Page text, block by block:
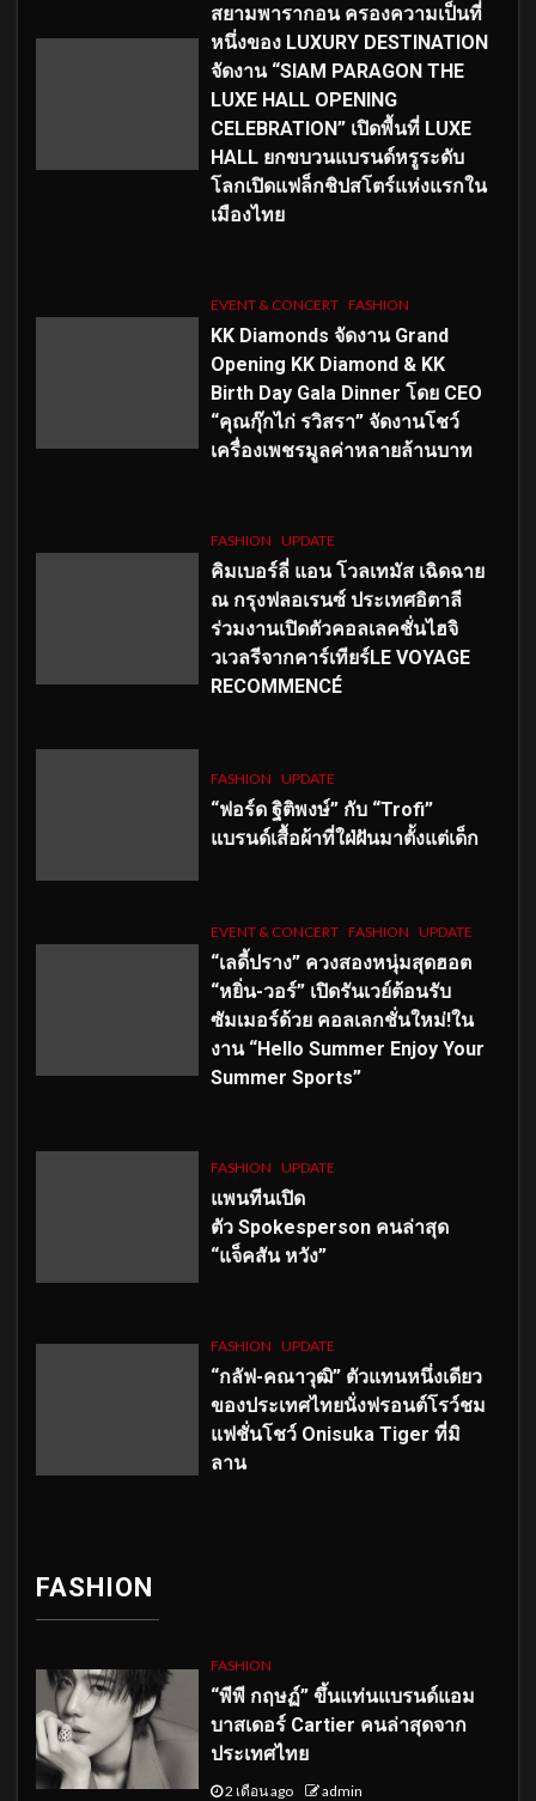
สยามพารากอน ครองความเป็นที่
หนึ่งของ LUXURY DESTINATION
จัดงาน “SIAM PARAGON THE
LUXE HALL OPENING
CELEBRATION” เปิดพื้นที่ LUXE
HALL ยกขบวนแบรนด์หรูระดับ
โลกเปิดแฟล็กชิปสโตร์แห่งแรกใน
เมืองไทย
EVENT & CONCERT FASHION
KK Diamonds จัดงาน Grand
Opening KK Diamond & KK
Birth Day Gala Dinner โดย CEO
“คุณกุ๊กไก่ รวิสรา” จัดงานโชว์
เครื่องเพชรมูลค่าหลายล้านบาท
FASHION UPDATE
คิมเบอร์ลี่ แอน โวลเทมัส เฉิดฉาย
ณ กรุงฟลอเรนซ์ ประเทศอิตาลี
ร่วมงานเปิดตัวคอลเลคชั่นไฮจิ
วเวลรีจากคาร์เทียร์LE VOYAGE
RECOMMENCÉ
FASHION UPDATE
“ฟอร์ด ฐิติพงษ์” กับ “Trofi”
แบรนด์เสื้อผ้าที่ใฝ่ฝันมาตั้งแต่เด็ก
EVENT & CONCERT FASHION UPDATE
“เลดี้ปราง” ควงสองหนุ่มสุดฮอต
“หยิ่น-วอร์” เปิดรันเวย์ต้อนรับ
ซัมเมอร์ด้วย คอลเลกชั่นใหม่!ใน
งาน “Hello Summer Enjoy Your
Summer Sports”
FASHION UPDATE
แพนทีนเปิด
ตัว Spokesperson คนล่าสุด
“แจ็คสัน หวัง”
FASHION UPDATE
“กลัฟ-คณาวุฒิ” ตัวแทนหนึ่งเดียว
ของประเทศไทยนั่งฟรอนต์โรว์ชม
แฟชั่นโชว์ Onisuka Tiger ที่มิ
ลาน
FASHION
FASHION
“พีพี กฤษฏ์” ขึ้นแท่นแบรนด์แอม
บาสเดอร์ Cartier คนล่าสุดจาก
ประเทศไทย
2 เดือน ago admin